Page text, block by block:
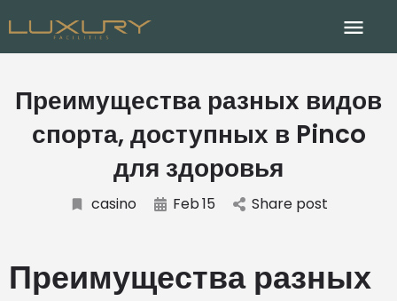
Преимущества разных видов
спорта, доступных в Pinco
для здоровья
casino Feb15 Share post
Преимущества разных